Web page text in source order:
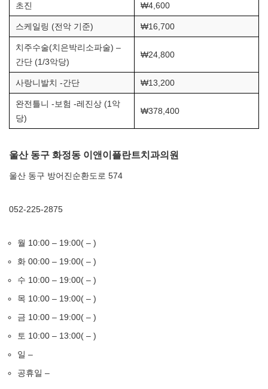
초진 ₩4,600
스케일링 (전악 기준) ₩16,700
치주수술(치은박리소파술) –
간단 (1/3악당)
₩24,800
사랑니발치 -간단 ₩13,200
완전틀니 -보험 -레진상 (1악
당)
₩378,400
울산 동구 화정동 이앤이플란트치과의원
울산 동구 방어진순환도로 574
052-225-2875
월 10:00 – 19:00( – )
화 00:00 – 19:00( – )
수 10:00 – 19:00( – )
목 10:00 – 19:00( – )
금 10:00 – 19:00( – )
토 10:00 – 13:00( – )
일 –
공휴일 –